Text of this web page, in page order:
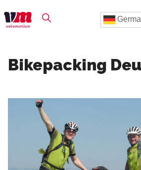
Bikepacking